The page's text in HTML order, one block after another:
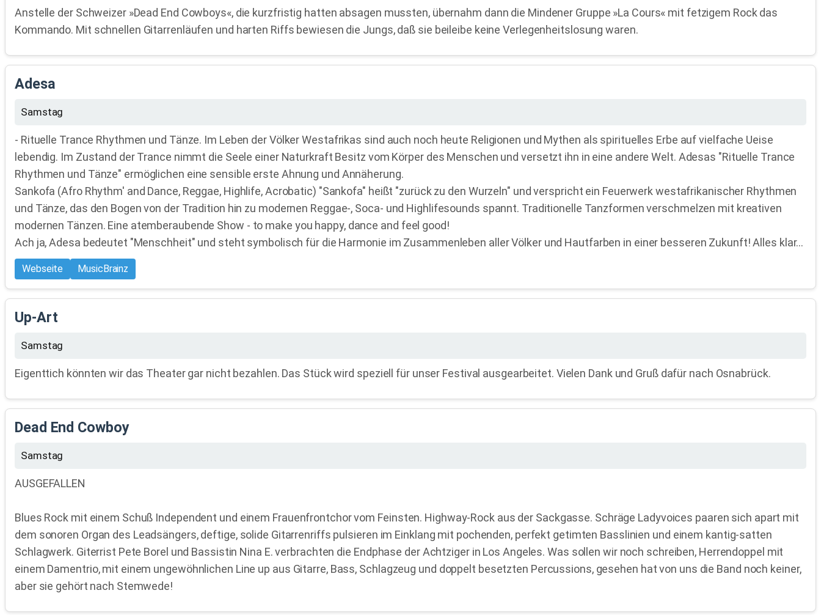
Anstelle der Schweizer »Dead End Cowboys«, die kurzfristig hatten absagen mussten, übernahm dann die Mindener Gruppe »La Cours« mit fetzigem Rock das
Kommando. Mit schnellen Gitarrenläufen und harten Riffs bewiesen die Jungs, daß sie beileibe keine Verlegenheitslosung waren.
Adesa
Samstag
- Rituelle Trance Rhythmen und Tänze. Im Leben der Völker Westafrikas sind auch noch heute Religionen und Mythen als spirituelles Erbe auf vielfache Ueise
lebendig. Im Zustand der Trance nimmt die Seele einer Naturkraft Besitz vom Körper des Menschen und versetzt ihn in eine andere Welt. Adesas "Rituelle Trance
Rhythmen und Tänze" ermöglichen eine sensible erste Ahnung und Annäherung.
Sankofa (Afro Rhythm' and Dance, Reggae, Highlife, Acrobatic) "Sankofa" heißt "zurück zu den Wurzeln" und verspricht ein Feuerwerk westafrikanischer Rhythmen
und Tänze, das den Bogen von der Tradition hin zu modernen Reggae-, Soca- und Highlifesounds spannt. Traditionelle Tanzformen verschmelzen mit kreativen
modernen Tänzen. Eine atemberaubende Show - to make you happy, dance and feel good!
Ach ja, Adesa bedeutet "Menschheit" und steht symbolisch für die Harmonie im Zusammenleben aller Völker und Hautfarben in einer besseren Zukunft! Alles klar...
Webseite MusicBrainz
Up-Art
Samstag
Eigenttich könnten wir das Theater gar nicht bezahlen. Das Stück wird speziell für unser Festival ausgearbeitet. Vielen Dank und Gruß dafür nach Osnabrück.
Dead End Cowboy
Samstag
AUSGEFALLEN
Blues Rock mit einem Schuß Independent und einem Frauenfrontchor vom Feinsten. Highway-Rock aus der Sackgasse. Schräge Ladyvoices paaren sich apart mit
dem sonoren Organ des Leadsängers, deftige, solide Gitarrenriffs pulsieren im Einklang mit pochenden, perfekt getimten Basslinien und einem kantig-satten
Schlagwerk. Giterrist Pete Borel und Bassistin Nina E. verbrachten die Endphase der Achtziger in Los Angeles. Was sollen wir noch schreiben, Herrendoppel mit
einem Damentrio, mit einem ungewöhnlichen Line up aus Gitarre, Bass, Schlagzeug und doppelt besetzten Percussions, gesehen hat von uns die Band noch keiner,
aber sie gehört nach Stemwede!